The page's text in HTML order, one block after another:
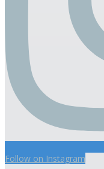
Follow on Instagram